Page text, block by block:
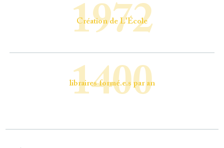
1972
Création de L'École
1400
libraires formé.e.s par an